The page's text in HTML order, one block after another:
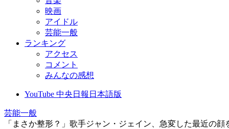
映画
アイドル
芸能一般
ランキング
アクセス
コメント
みんなの感想
YouTube 中央日報日本語版
芸能一般
「まさか整形？」歌手ジャン・ジェイン、急変した最近の顔